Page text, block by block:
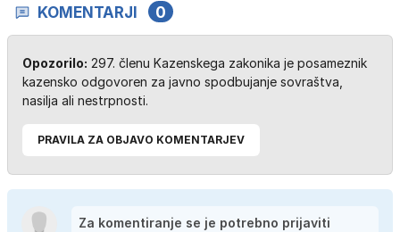
KOMENTARJI 0
Opozorilo: 297. členu Kazenskega zakonika je posameznik
kazensko odgovoren za javno spodbujanje sovraštva,
nasilja ali nestrpnosti.
PRAVILA ZA OBJAVO KOMENTARJEV